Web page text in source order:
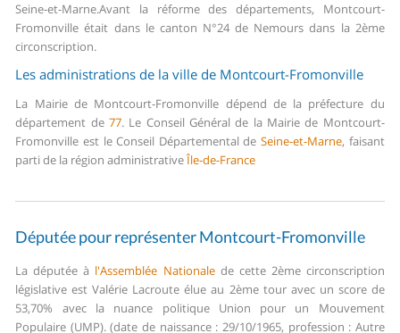
Seine-et-Marne.Avant la réforme des départements, Montcourt-
Fromonville était dans le canton N°24 de Nemours dans la 2ème
circonscription.
Les administrations de la ville de Montcourt-Fromonville
La Mairie de Montcourt-Fromonville dépend de la préfecture du
département de 77.Le Conseil Général de la Mairie de Montcourt-
Fromonville est le Conseil Départemental deSeine-et-Marne, faisant
parti de la région administrativeÎle-de-France
Députée pour représenter Montcourt-Fromonville
La députée à l'Assemblée Nationalede cette 2ème circonscription
législative est Valérie Lacroute élue au 2ème tour avec un score de
53,70% avec la nuance politique Union pour un Mouvement
Populaire (UMP). (date de naissance : 29/10/1965, profession : Autre